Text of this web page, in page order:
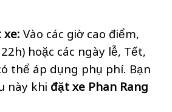
Vào các giờ cao điểm,
hoặc các ngày lễ, Tết,
thể áp dụng phụ phí. Bạn
này khi đặt xe Phan Rang